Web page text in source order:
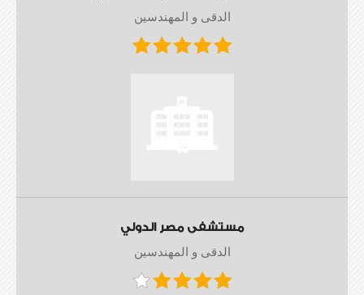
الدقى و المهندسين
مستشفى مصر الدولي
الدقى و المهندسين